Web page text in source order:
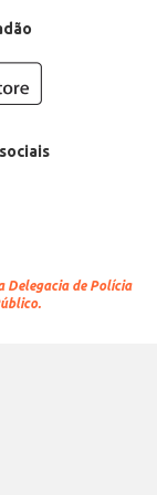
Delegacia de Polícia